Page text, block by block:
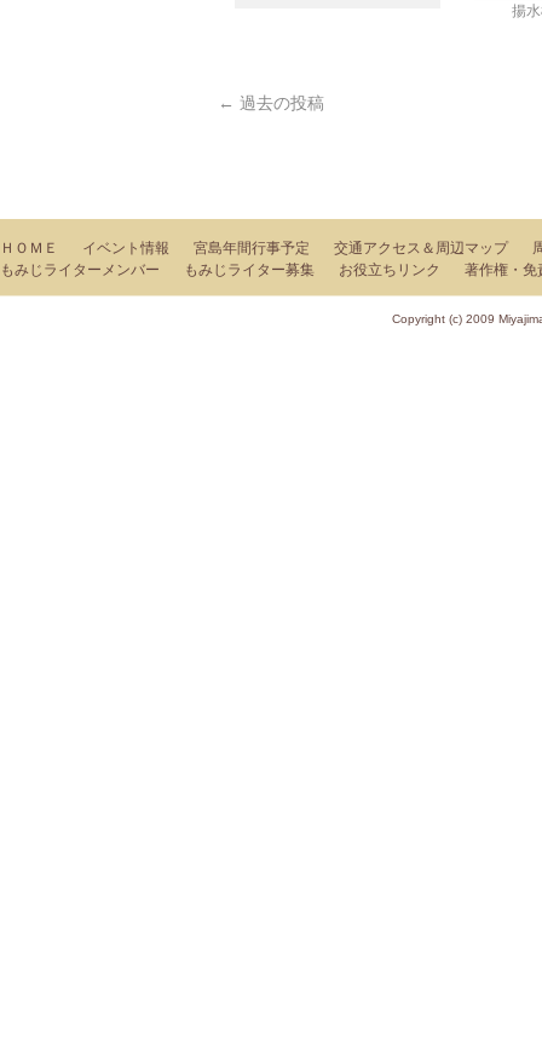
揚
← 過去の投稿
ＨＯＭＥ イベント情報 宮島年間行事予定 交通アクセス＆周辺マップ
もみじライターメンバー
もみじライター募集 お役立ちリンク 著作権・免
Copyright (c) 2009